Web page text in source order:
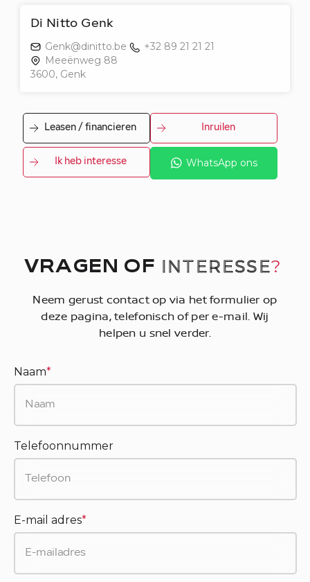
Di Nitto Genk
Genk@dinitto.be
+32 89 21 21 21
Meeënweg 88
3600, Genk
Leasen / financieren Inruilen
Ik heb interesse WhatsApp ons
VRAGEN OF INTERESSE?
Neem gerust contact op via het formulier op
deze pagina, telefonisch of per e-mail. Wij
helpen u snel verder.
Naam*
Telefoonnummer
E-mail adres*